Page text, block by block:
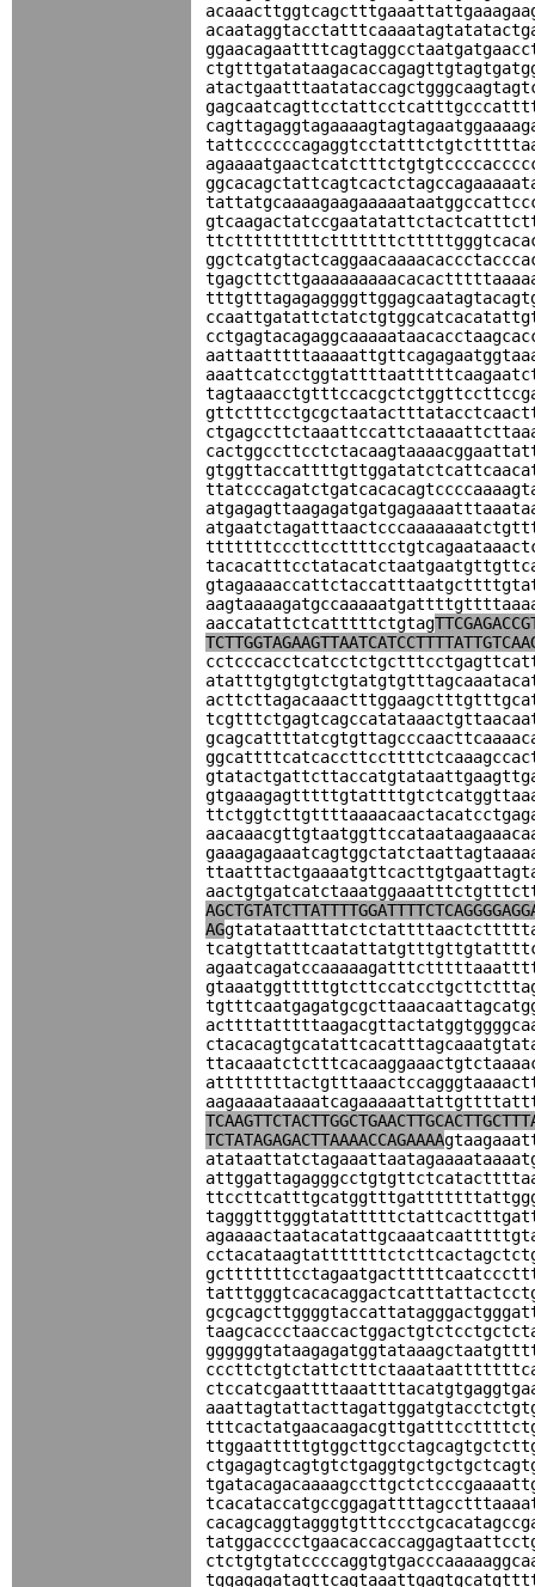
aaccatattctcatttttctgtag
AG
TCTATAGAGACTTAAAACCAGAAAA